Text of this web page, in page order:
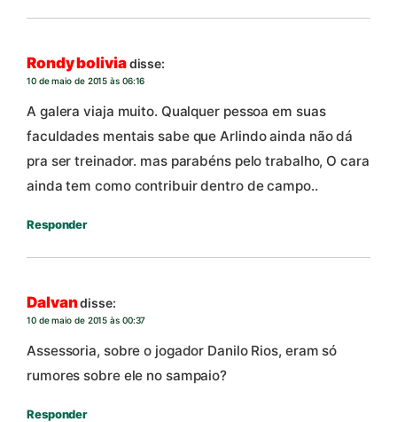
Rondy boliviadisse:
10 de maio de 2015 às 06:16
A galera viaja muito. Qualquer pessoa em suas
faculdades mentais sabe que Arlindo ainda não dá
pra ser treinador. mas parabéns pelo trabalho, O cara
ainda tem como contribuir dentro de campo..
Responder
Dalvandisse:
10 de maio de 2015 às 00:37
Assessoria, sobre o jogador Danilo Rios, eram só
rumores sobre ele no sampaio?
Responder